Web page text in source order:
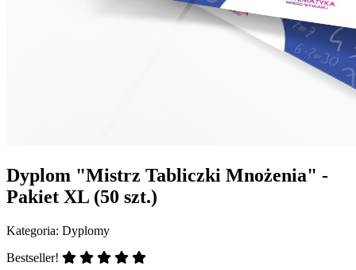
Dyplom "Mistrz Tabliczki Mnożenia" -
Pakiet XL (50 szt.)
Kategoria: Dyplomy
Bestseller!